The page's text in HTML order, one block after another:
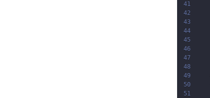
41
42
43
44
45
46
47
48
49
50
51